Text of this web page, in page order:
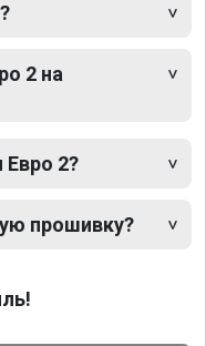
2 на
2?
прошивку?